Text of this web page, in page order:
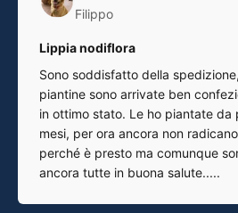
Filippo
Lippia nodiflora
Sono soddisfatto della
piantine sono arrivate ben
in ottimo stato. Le ho piantate da
mesi, per ora ancora non
perché è presto ma comunque
ancora tutte in buona salute.....